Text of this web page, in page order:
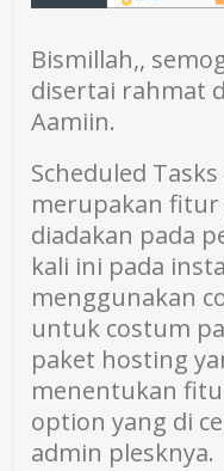
Bismillah,,
disertai rahmat
Aamiin.
Scheduled
merupakan
diadakan pada
kali ini pada
menggunakan
untuk costum
paket hosting
menentukan
option yang di
admin plesknya.